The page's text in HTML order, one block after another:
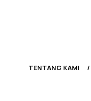
TENTANG KAMI